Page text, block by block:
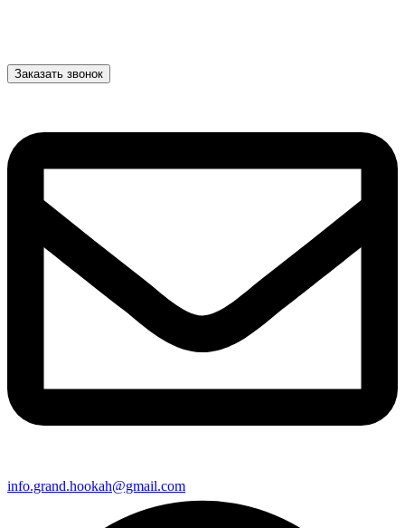
Заказать звонок
info.grand.hookah@gmail.com